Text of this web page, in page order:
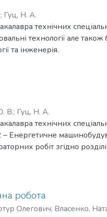
; Гуц, Н. А.
технічних
технології але
та інженерія.
робіт згідно
елементів. Також містить
а також методи їх
елементів теорії
та процесів в
механізму кожної
матеріали для
В.; Гуц, Н. А.
технічних
Енергетичне
робіт згідно
сучасну
електролітичної
системах.
кожної лабораторної
робота
Олегович; Власенко,